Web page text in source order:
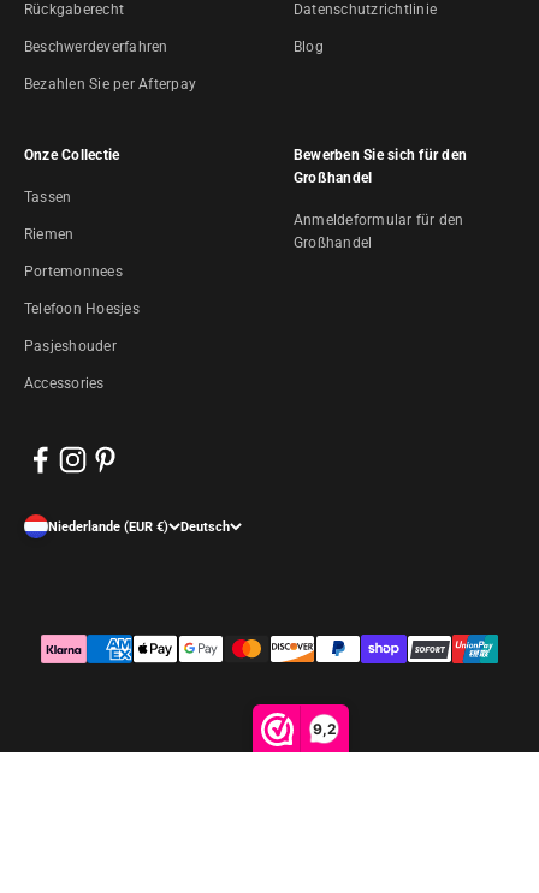
9,2
Rückgaberecht
Beschwerdeverfahren
Bezahlen Sie per Afterpay
Datenschutzrichtlinie
Blog
Onze Collectie
Tassen
Riemen
Portemonnees
Telefoon Hoesjes
Pasjeshouder
Accessories
Bewerben Sie sich für den
Großhandel
Anmeldeformular für den
Großhandel
Niederlande (EUR €) Deutsch